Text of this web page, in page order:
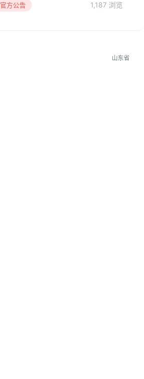
官方公告 1,187 浏览
山东省